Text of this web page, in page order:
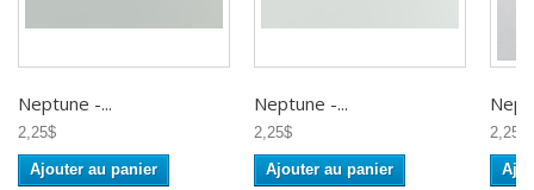
Neptune -...
2,25$
Ajouter au panier
Neptune -...
2,25$
Ajouter au panier
2,25$